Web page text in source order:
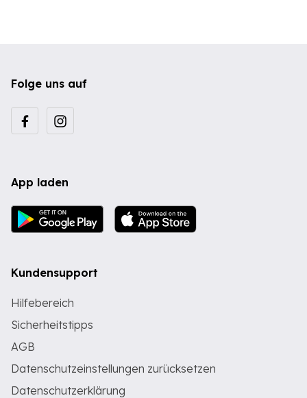
Folge uns auf
App laden
Kundensupport
Hilfebereich
Sicherheitstipps
AGB
Datenschutzeinstellungen zurücksetzen
Datenschutzerklärung